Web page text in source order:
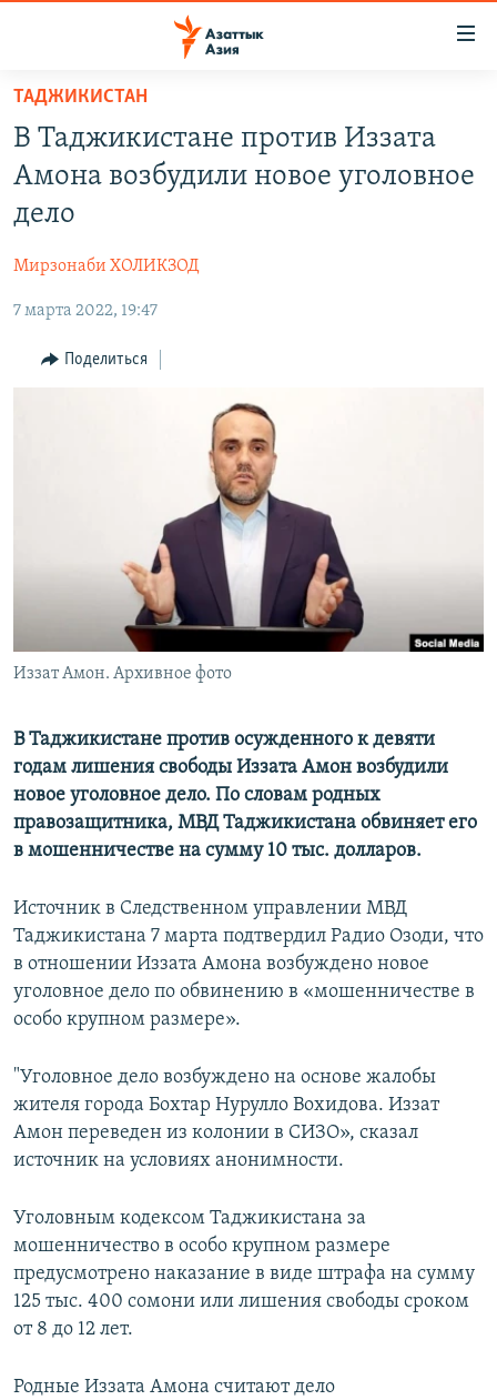
Вернуться
основному
содержанию
главной
навигации
Вернутся
поиску
ТАДЖИКИСТАН
НОВОСТИ
ВОЙНА В УКРАИНЕ
ҚАЗАҚША
КЫРГЫЗЧА
ЎЗБЕКЧА
ТАДЖИКИСТАН
В Таджикистане против Иззата
Амона возбудили новое уголовное
дело
Мирзонаби ХОЛИКЗОД
7 марта 2022, 19:47
Поделиться
Иззат Амон. Архивное фото
В Таджикистане против осужденного к девяти
годам лишения свободы Иззата Амон возбудили
новое уголовное дело. По словам родных
правозащитника, МВД Таджикистана обвиняет его
в мошенничестве на сумму 10 тыс. долларов.
Источник в Следственном управлении МВД
Таджикистана 7 марта подтвердил Радио Озоди, что
в отношении Иззата Амона возбуждено новое
уголовное дело по обвинению в «мошенничестве в
особо крупном размере».
"Уголовное дело возбуждено на основе жалобы
жителя города Бохтар Нурулло Вохидова. Иззат
Амон переведен из колонии в СИЗО», сказал
источник на условиях анонимности.
Уголовным кодексом Таджикистана за
мошенничество в особо крупном размере
предусмотрено наказание в виде штрафа на сумму
125 тыс. 400 сомони или лишения свободы сроком
от 8 до 12 лет.
Родные Иззата Амона считают дело